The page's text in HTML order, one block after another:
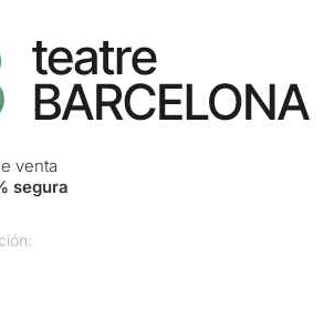
venta
segura